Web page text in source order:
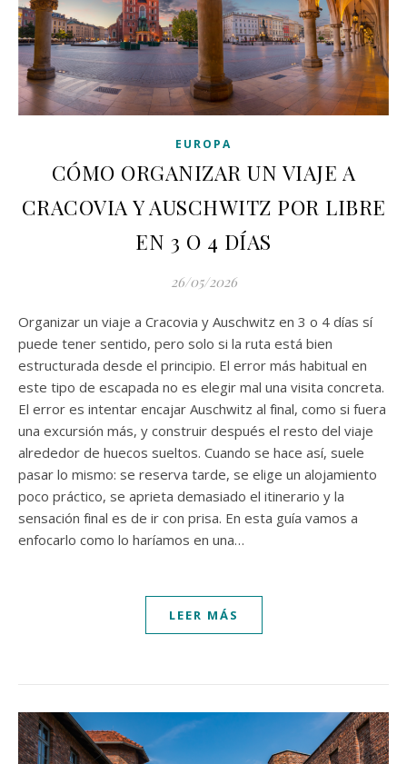
EUROPA
CÓMO ORGANIZAR UN VIAJE A
CRACOVIA Y AUSCHWITZ POR LIBRE
EN 3 O 4 DÍAS
26/05/2026
Organizar un viaje a Cracovia y Auschwitz en 3 o 4 días sí
puede tener sentido, pero solo si la ruta está bien
estructurada desde el principio. El error más habitual en
este tipo de escapada no es elegir mal una visita concreta.
El error es intentar encajar Auschwitz al final, como si fuera
una excursión más, y construir después el resto del viaje
alrededor de huecos sueltos. Cuando se hace así, suele
pasar lo mismo: se reserva tarde, se elige un alojamiento
poco práctico, se aprieta demasiado el itinerario y la
sensación final es de ir con prisa. En esta guía vamos a
enfocarlo como lo haríamos en una…
LEER MÁS